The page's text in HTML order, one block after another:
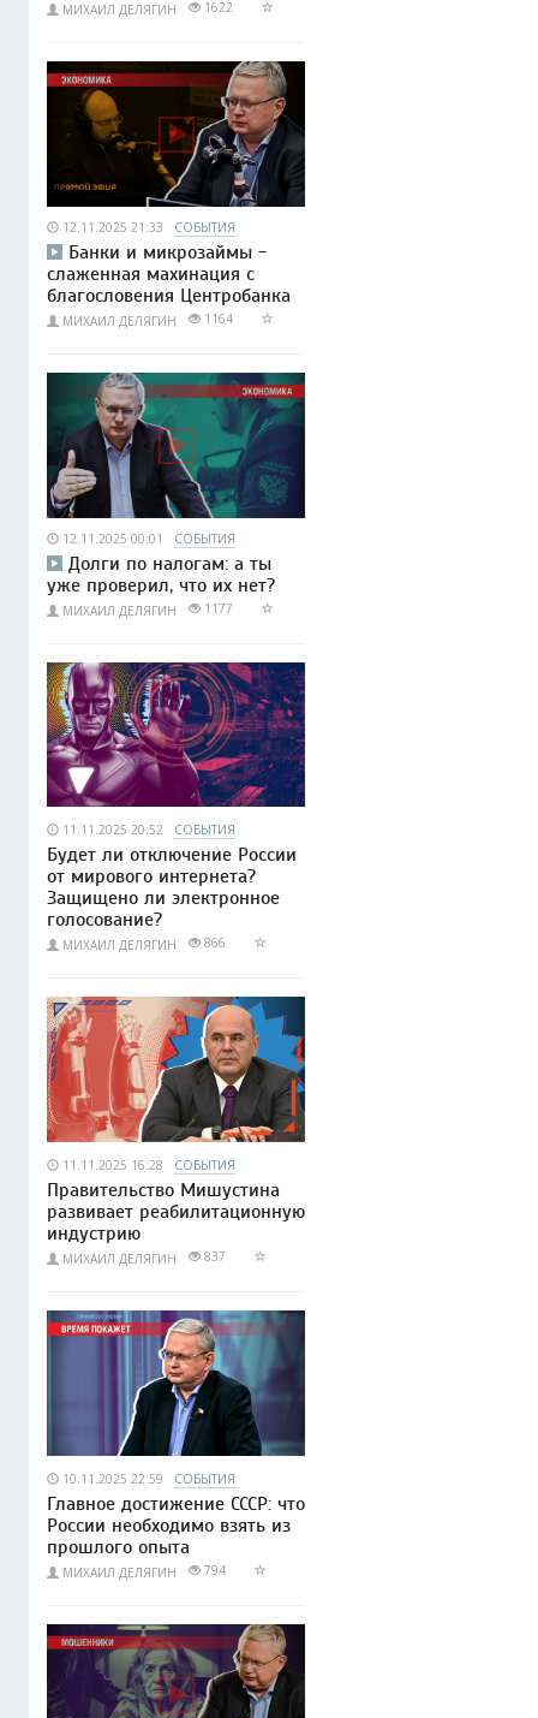
МИХАИЛ ДЕЛЯГИН 1622
12.11.2025 21:33 СОБЫТИЯ
Банки и микрозаймы -
слаженная махинация с
благословения Центробанка
МИХАИЛ ДЕЛЯГИН 1164
12.11.2025 00:01 СОБЫТИЯ
Долги по налогам: а ты
уже проверил, что их нет?
МИХАИЛ ДЕЛЯГИН 1177
11.11.2025 20:52 СОБЫТИЯ
Будет ли отключение России
от мирового интернета?
Защищено ли электронное
голосование?
МИХАИЛ ДЕЛЯГИН 866
11.11.2025 16:28 СОБЫТИЯ
Правительство Мишустина
развивает реабилитационную
индустрию
МИХАИЛ ДЕЛЯГИН 837
10.11.2025 22:59 СОБЫТИЯ
Главное достижение СССР: что
России необходимо взять из
прошлого опыта
МИХАИЛ ДЕЛЯГИН 794